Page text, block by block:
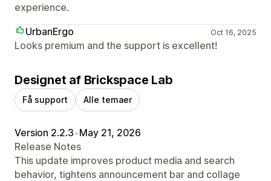
experience.
UrbanErgo
Oct 16, 2025
Looks premium and the support is excellent!
Designet af Brickspace Lab
Få support Alle temaer
Version 2.2.3•May 21, 2026
Release Notes
This update improves product media and search
behavior, tightens announcement bar and collage